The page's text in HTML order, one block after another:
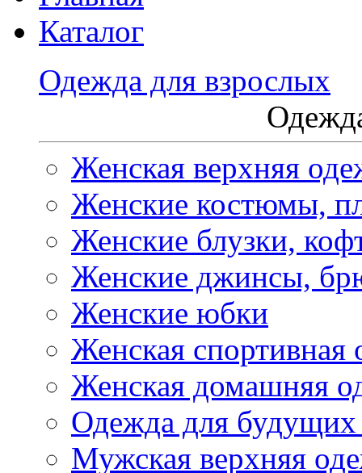
Каталог
Одежда для взрослых
Женская верхняя
Женские костюмы,
Женские блузки,
Женские джинсы,
Женские юбки
Женская спортивная
Женская домашняя
Одежда для
Мужская верхняя